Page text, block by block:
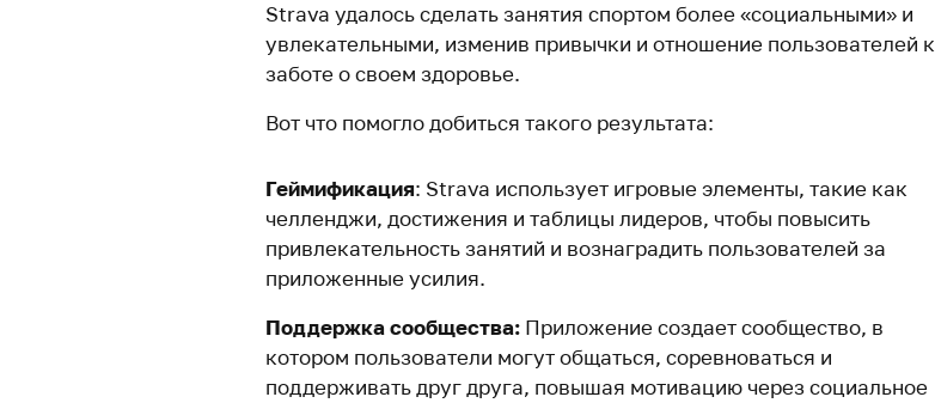
Strava удалось сделать занятия спортом более «социальными» и
увлекательными, изменив привычки и отношение пользователей к
заботе о своем здоровье.
Вот что помогло добиться такого результата:
Геймификация: Strava использует игровые элементы, такие как
челленджи, достижения и таблицы лидеров, чтобы повысить
привлекательность занятий и вознаградить пользователей за
приложенные усилия.
Поддержка сообщества: Приложение создает сообщество, в
котором пользователи могут общаться, соревноваться и
поддерживать друг друга, повышая мотивацию через социальное